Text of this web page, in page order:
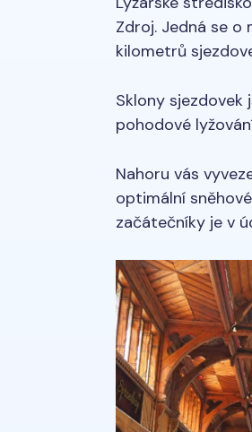
Zdroj. Jedná se o
kilometrů
Sklony sjezdovek
pohodové
Nahoru vás
optimální
začátečníky je v